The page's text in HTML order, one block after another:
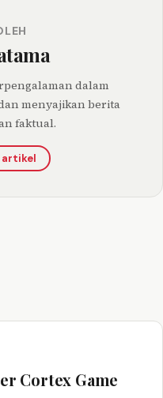
dalam
menyajikan berita
faktual.
artikel
Cortex Game